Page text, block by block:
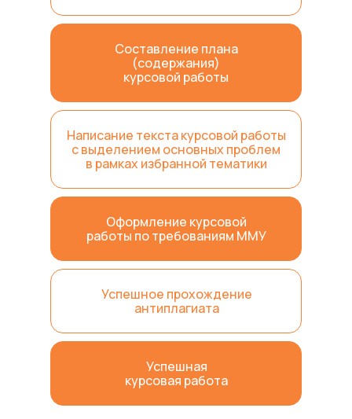
Успешное прохождение
антиплагиата
Успешная
курсовая работа
Составление плана
(содержания)
курсовой работы
Оформление курсовой
работы по требованиям ММУ
Написание текста курсовой работы
с выделением основных проблем
в рамках избранной тематики